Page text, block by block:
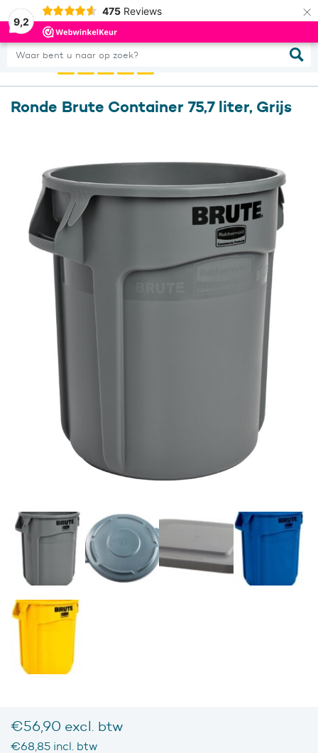
9,2
475 Reviews ×
Waar bent u naar op zoek?
0
Ronde Brute Container 75,7 liter, Grijs
€56,90 excl. btw
€68,85 incl. btw